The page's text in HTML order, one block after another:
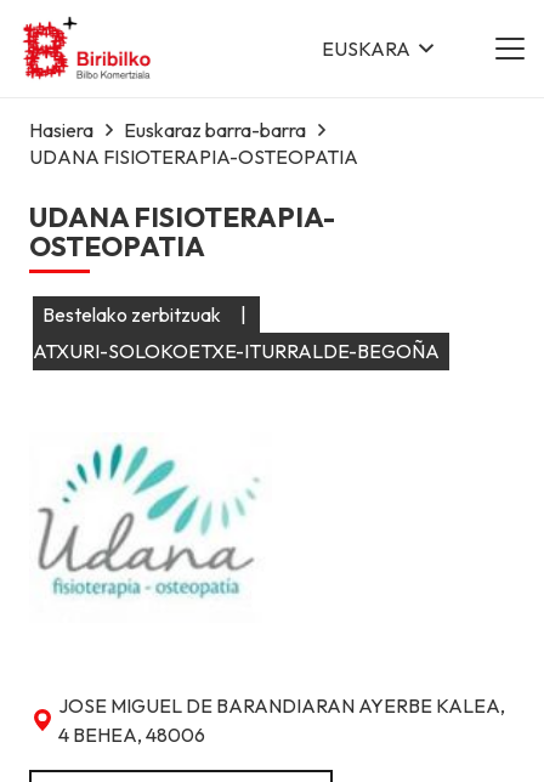
EUSKARA
Hasiera
Euskaraz barra-barra
UDANA FISIOTERAPIA-OSTEOPATIA
UDANA FISIOTERAPIA-
OSTEOPATIA
Bestelako zerbitzuak
|
ATXURI-SOLOKOETXE-ITURRALDE-BEGOÑA
JOSE MIGUEL DE BARANDIARAN AYERBE KALEA,
4 BEHEA, 48006